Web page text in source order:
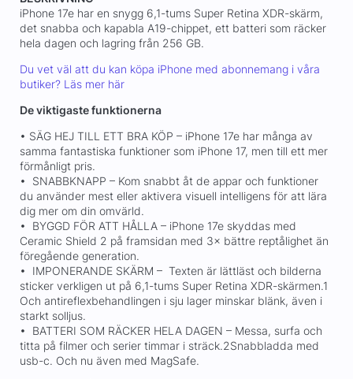
iPhone 17e har en snygg 6,1-tums Super Retina XDR-skärm,
det snabba och kapabla A19-chippet, ett batteri som räcker
hela dagen och lagring från 256 GB.
Du vet väl att du kan köpa iPhone med abonnemang i våra
butiker? Läs mer här
De viktigaste funktionerna
• SÄG HEJ TILL ETT BRA KÖP – iPhone 17e har många av
samma fantastiska funktioner som iPhone 17, men till ett mer
förmånligt pris.
• SNABBKNAPP – Kom snabbt åt de appar och funktioner
du använder mest eller aktivera visuell intelligens för att lära
dig mer om din omvärld.
• BYGGD FÖR ATT HÅLLA – iPhone 17e skyddas med
Ceramic Shield 2 på framsidan med 3× bättre reptålighet än
föregående generation.
• IMPONERANDE SKÄRM – Texten är lättläst och bilderna
sticker verkligen ut på 6,1-tums Super Retina XDR-skärmen.1
Och antireflexbehandlingen i sju lager minskar blänk, även i
starkt solljus.
• BATTERI SOM RÄCKER HELA DAGEN – Messa, surfa och
titta på filmer och serier timmar i sträck.2Snabbladda med
usb-c. Och nu även med MagSafe.